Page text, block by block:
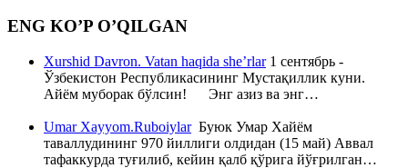
ENG KO’P O’QILGAN
Xurshid Davron. Vatan haqida she’rlar1 сентябрь -
Ўзбекистон Республикасининг Мустақиллик куни.
Айём муборак бўлсин! Энг азиз ва энг…
Umar Xayyom.RuboiylarБуюк Умар Хайём
таваллудининг 970 йиллиги олдидан (15 май) Аввал
тафаккурда туғилиб, кейин қалб қўрига йўғрилган…